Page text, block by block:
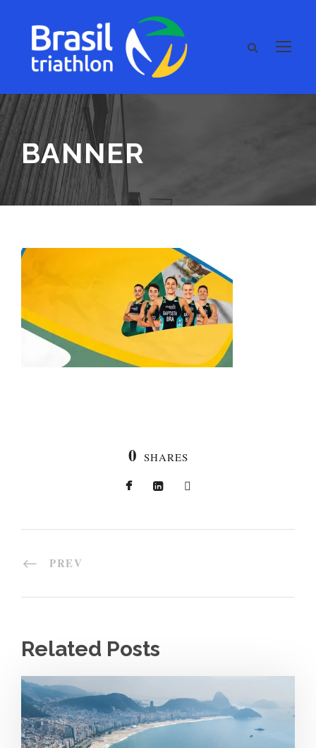
BANNER
0 SHARES
PREV
Related Posts